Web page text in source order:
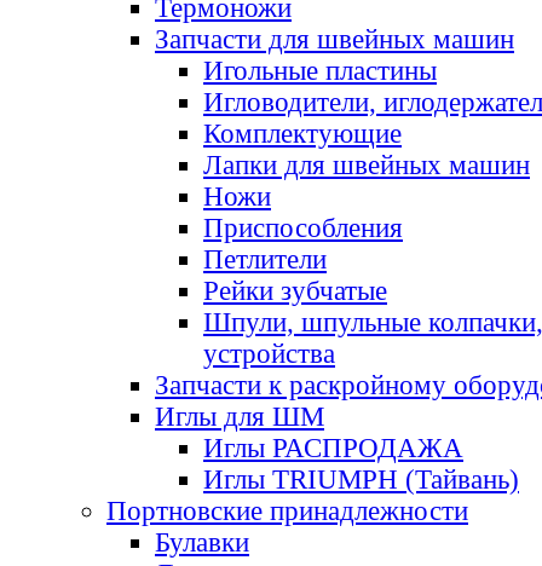
Термоножи
Запчасти для швейных машин
Игольные пластины
Игловодители,
Комплектующие
Лапки для швейных машин
Ножи
Приспособления
Петлители
Рейки зубчатые
Шпули, шпульные
устройства
Запчасти к раскройному
Иглы для ШМ
Иглы РАСПРОДАЖА
Иглы TRIUMPH (Тайвань)
Портновские принадлежности
Булавки